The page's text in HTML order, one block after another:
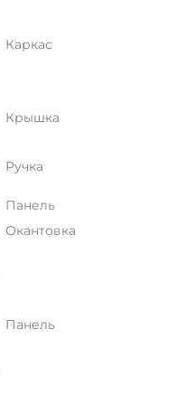
Каркас
Крышка
Ручка
Панель
Окантовка
Панель